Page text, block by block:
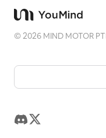
©2026 MIND MOTOR